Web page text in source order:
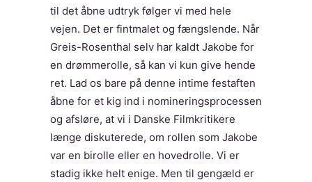
til det åbne udtryk følger vi med hele
vejen. Det er fintmalet og fængslende. Når
Greis-Rosenthal selv har kaldt Jakobe for
en drømmerolle, så kan vi kun give hende
ret. Lad os bare på denne intime festaften
åbne for et kig ind i nomineringsprocessen
og afsløre, at vi i Danske Filmkritikere
længe diskuterede, om rollen som Jakobe
var en birolle eller en hovedrolle. Vi er
stadig ikke helt enige. Men til gengæld er